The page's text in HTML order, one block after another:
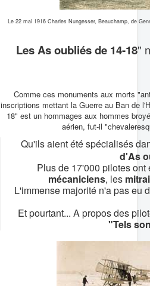
Le 22 mai 1916 Charles Nungesser, Beauchamp, de
Les As oubliés de 14-18"
Comme ces monuments aux morts
inscriptions mettant la Guerre au Ban de
18" est un hommages aux hommes
aérien, fut-il
Qu'ils aient été spécialisés
d'As
Plus de 17'000 pilotes
mécaniciens, les
L'immense majorité n'a pas eu
Et pourtant... A propos des
"Tels